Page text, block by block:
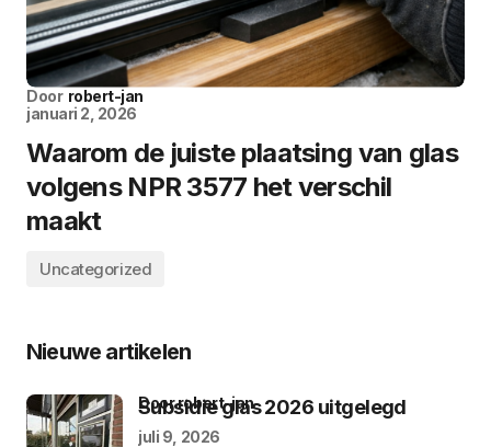
Door robert-jan
januari 2, 2026
Waarom de juiste plaatsing van glas
volgens NPR 3577 het verschil
maakt
Uncategorized
Nieuwe artikelen
Subsidie glas 2026 uitgelegd
door robert-jan
juli 9, 2026